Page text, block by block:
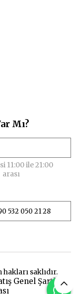
Mı?
11:00 ile 21:00
arası
532 050 21 28
saklıdır.
Genel Şartları